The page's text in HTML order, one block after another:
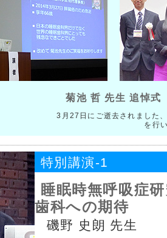
菊池 哲 先生 追悼式
3月27日にご逝去されました
を行
特別講演-1
睡眠時無呼吸症
歯科への期待
磯野 史朗 先生